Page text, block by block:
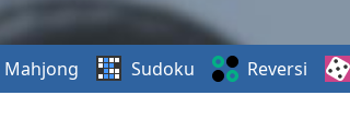
Mahjong Sudoku Reversi